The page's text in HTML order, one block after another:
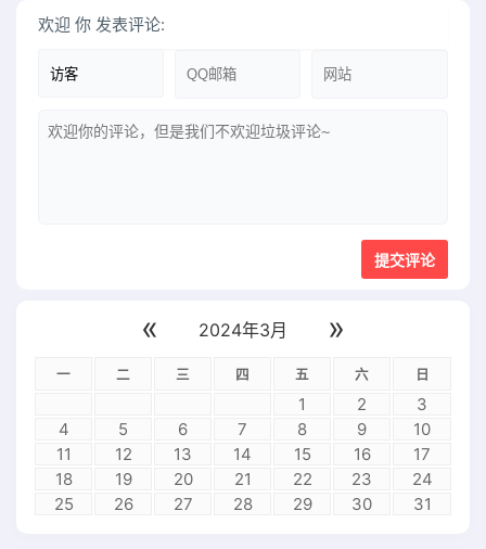
欢迎 你 发表评论:
« 2024年3月 »
一 二 三 四 五 六 日
1 2
3
4
5 6 7 8 9
10
11
12 13 14 15 16
17
18
19 20 21 22 23
24
25
26 27 28 29 30 31